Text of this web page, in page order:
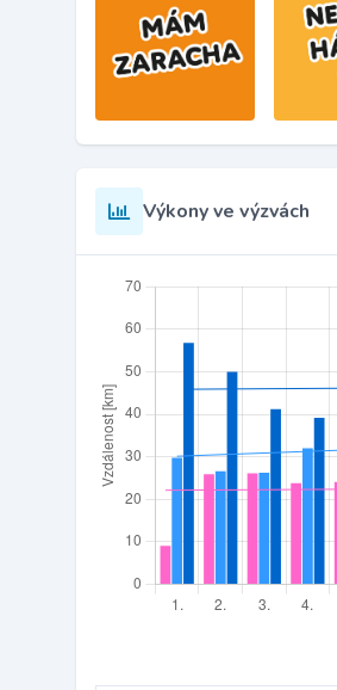
Výkony ve výzvách